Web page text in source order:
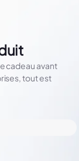
cadeau avant
tout est